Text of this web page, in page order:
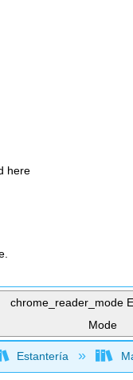
here
chrome_reader_mode
Mode
jerarquía
Estantería